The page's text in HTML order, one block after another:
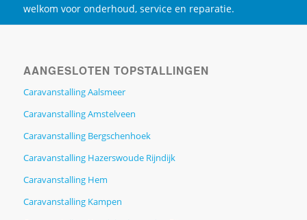
welkom voor onderhoud, service en reparatie.
AANGESLOTEN TOPSTALLINGEN
Caravanstalling Aalsmeer
Caravanstalling Amstelveen
Caravanstalling Bergschenhoek
Caravanstalling Hazerswoude Rijndijk
Caravanstalling Hem
Caravanstalling Kampen